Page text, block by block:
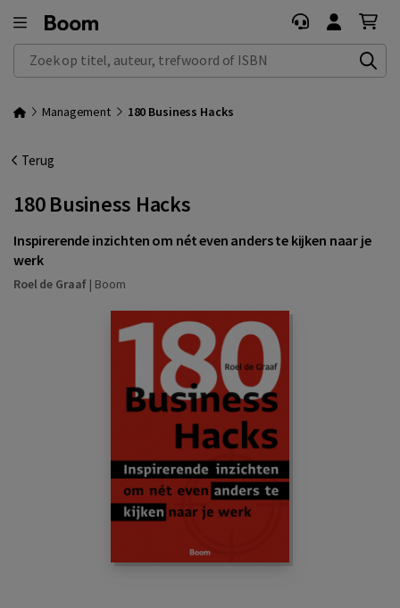
Zoek op titel, auteur, trefwoord of ISBN
Management 180 Business Hacks
Terug
180 Business Hacks
Inspirerende inzichten om nét even anders te kijken naar je
werk
Roel de Graaf | Boom